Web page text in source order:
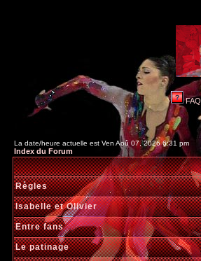
FAQ
La date/heure actuelle est Ven Aoû 07, 2026 6:31 pm
Index du Forum
Règles
Isabelle et Olivier
Entre fans
Le patinage